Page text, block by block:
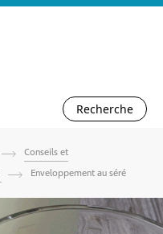
Recherche
Conseils et
Enveloppement au séré